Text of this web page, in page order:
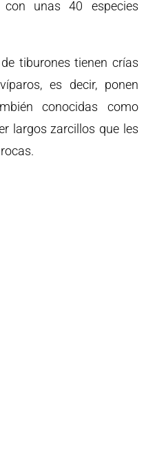
unas 40 especies
tiburones tienen crías
es decir, ponen
conocidas como
largos zarcillos que les